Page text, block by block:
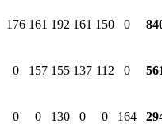
176 161 192 161 150 0
0 157 155 137 112 0
0 0 130 0 0 164